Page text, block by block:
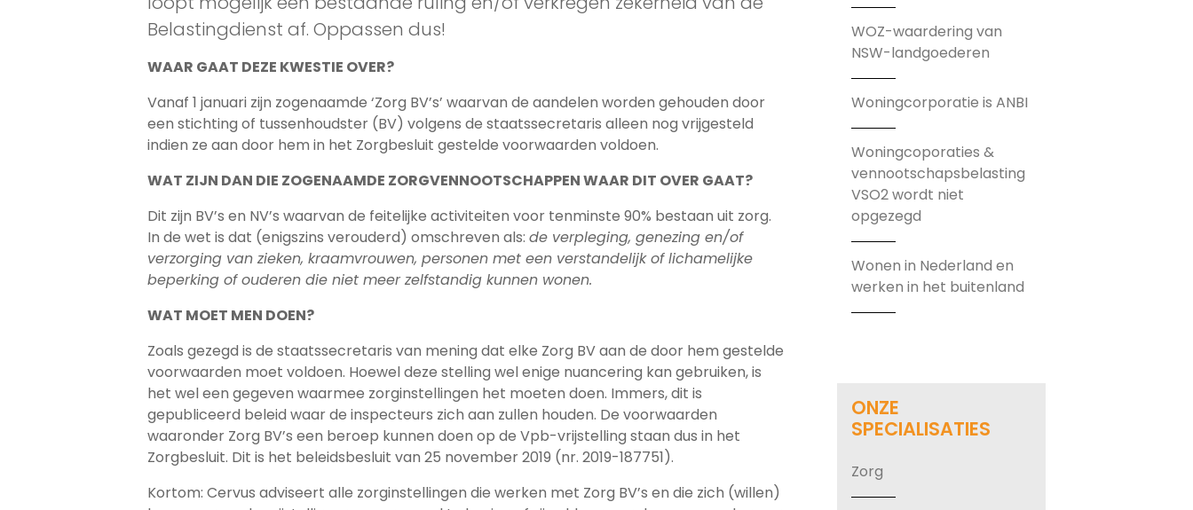
Belastingdienst af. Oppassen dus!
WAAR GAAT DEZE KWESTIE OVER?
Vanaf 1 januari zijn zogenaamde ‘Zorg BV’s’ waarvan de aandelen worden gehouden door
een stichting of tussenhoudster (BV) volgens de staatssecretaris alleen nog vrijgesteld
indien ze aan door hem in het Zorgbesluit gestelde voorwaarden voldoen.
WAT ZIJN DAN DIE ZOGENAAMDE ZORGVENNOOTSCHAPPEN WAAR DIT OVER GAAT?
Dit zijn BV’s en NV’s waarvan de feitelijke activiteiten voor tenminste 90% bestaan uit zorg.
In de wet is dat (enigszins verouderd) omschreven als: de verpleging, genezing en/of
verzorging van zieken, kraamvrouwen, personen met een verstandelijk of lichamelijke
beperking of ouderen die niet meer zelfstandig kunnen wonen.
WAT MOET MEN DOEN?
Zoals gezegd is de staatssecretaris van mening dat elke Zorg BV aan de door hem gestelde
voorwaarden moet voldoen. Hoewel deze stelling wel enige nuancering kan gebruiken, is
het wel een gegeven waarmee zorginstellingen het moeten doen. Immers, dit is
gepubliceerd beleid waar de inspecteurs zich aan zullen houden. De voorwaarden
waaronder Zorg BV’s een beroep kunnen doen op de Vpb-vrijstelling staan dus in het
Zorgbesluit. Dit is het beleidsbesluit van 25 november 2019 (nr. 2019-187751).
Kortom: Cervus adviseert alle zorginstellingen die werken met Zorg BV’s en die zich (willen)
WOZ-waardering van
NSW-landgoederen
Woningcorporatie is ANBI
Woningcoporaties &
vennootschapsbelasting
VSO2 wordt niet
opgezegd
Wonen in Nederland en
werken in het buitenland
ONZE
SPECIALISATIES
Zorg